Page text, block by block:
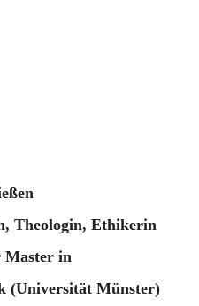
Theologin, Ethikerin
Master in
(Universität Münster)